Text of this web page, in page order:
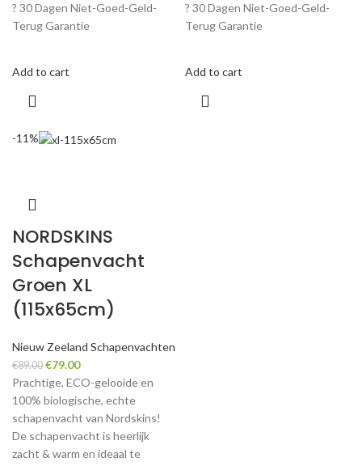
? 30 Dagen Niet-Goed-Geld-
Terug Garantie
Add to cart
? 30 Dagen Niet-Goed-Geld-
Terug Garantie
Add to cart
-11%
NORDSKINS
Schapenvacht
Groen XL
(115x65cm)
Nieuw Zeeland Schapenvachten
€89.00 Original
price
was:
€89.00.
€79.00Current
price
is:
€79.00.
Prachtige, ECO-gelooide en
100% biologische, echte
schapenvacht van Nordskins!
De schapenvacht is heerlijk
zacht & warm en ideaal te